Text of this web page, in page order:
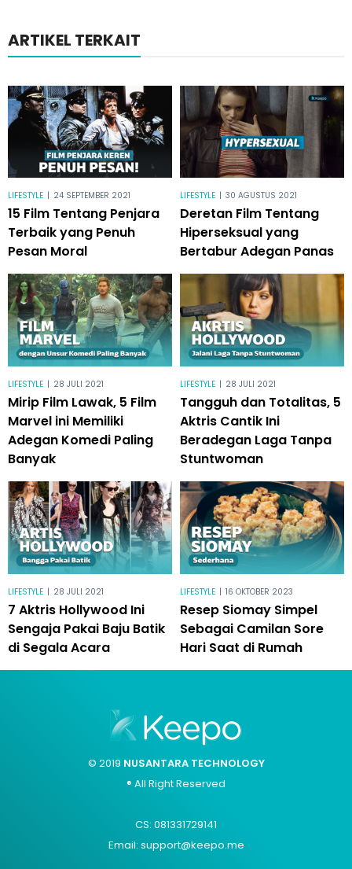
ARTIKEL TERKAIT
LIFESTYLE | 24 SEPTEMBER 2021
15 Film Tentang Penjara
Terbaik yang Penuh
Pesan Moral
LIFESTYLE | 30 AGUSTUS 2021
Deretan Film Tentang
Hiperseksual yang
Bertabur Adegan Panas
LIFESTYLE | 28 JULI 2021
Mirip Film Lawak, 5 Film
Marvel ini Memiliki
Adegan Komedi Paling
Banyak
LIFESTYLE | 28 JULI 2021
Tangguh dan Totalitas, 5
Aktris Cantik Ini
Beradegan Laga Tanpa
Stuntwoman
LIFESTYLE | 28 JULI 2021
7 Aktris Hollywood Ini
Sengaja Pakai Baju Batik
di Segala Acara
LIFESTYLE | 16 OKTOBER 2023
Resep Siomay Simpel
Sebagai Camilan Sore
Hari Saat di Rumah
© 2019 NUSANTARA TECHNOLOGY
® All Right Reserved
CS: 081331729141
Email: support@keepo.me